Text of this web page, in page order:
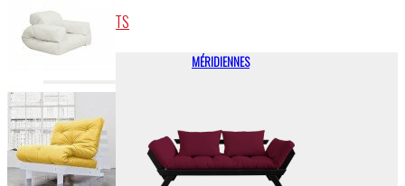
CANAPÉS-LITS
MÉRIDIENNES